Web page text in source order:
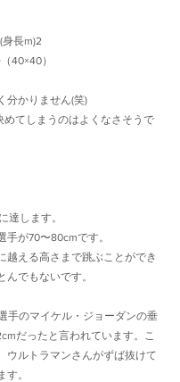
身長m)2
）
分かりません(笑)
めてしまうのはよくなさそうで
達します。
手が70〜80cmです。
越える高さまで跳ぶことができ
んでもないです。
手のマイケル・ジョーダンの垂
だったと言われています。こ
ウルトラマンさんがずば抜けて
す。